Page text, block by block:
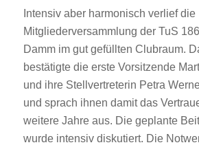
Intensiv aber harmonisch verlief die
Mitgliederversammlung der TuS
Damm im gut gefüllten Clubraum.
bestätigte die erste Vorsitzende
und ihre Stellvertreterin Petra
und sprach ihnen damit das
weitere Jahre aus. Die geplante
wurde intensiv diskutiert. Die